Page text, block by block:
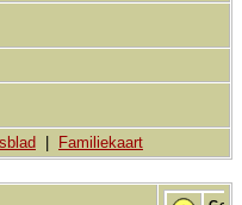
Familiekaart